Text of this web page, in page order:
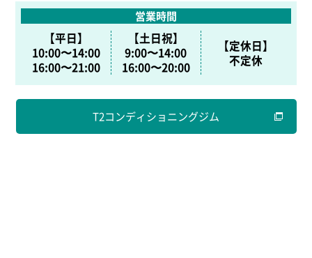
営業時間
【平日】
10:00〜14:00
16:00〜21:00
【土日祝】
9:00〜14:00
16:00〜20:00
【定休日】
不定休
T2コンディショニングジム